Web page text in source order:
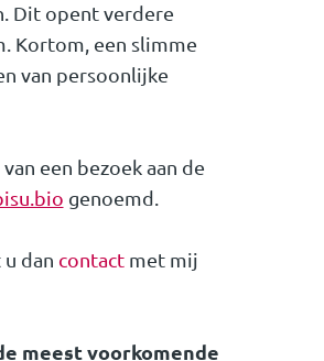
Dit opent verdere
Kortom, een slimme
van persoonlijke
een bezoek aan de
genoemd.
dan contactmet mij
meest voorkomende